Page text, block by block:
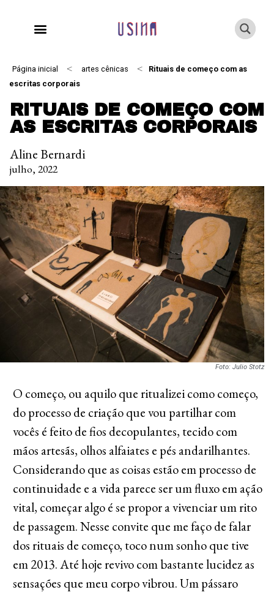
Página inicial < artes cênicas <
Rituais de começo com as
escritas corporais
RITUAIS DE COMEÇO COM
AS ESCRITAS CORPORAIS
Aline Bernardi
julho, 2022
Foto: Julio Stotz
O começo, ou aquilo que ritualizei como começo,
do processo de criação que vou partilhar com
vocês é feito de fios decopulantes, tecido com
mãos artesãs, olhos alfaiates e pés andarilhantes.
Considerando que as coisas estão em processo de
continuidade e a vida parece ser um fluxo em ação
vital, começar algo é se propor a vivenciar um rito
de passagem. Nesse convite que me faço de falar
dos rituais de começo, toco num sonho que tive
em 2013. Até hoje revivo com bastante lucidez as
sensações que meu corpo vibrou. Um pássaro